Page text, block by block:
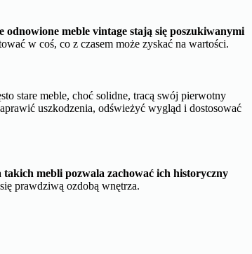
odnowione meble vintage stają się poszukiwanymi
w coś, co z czasem może zyskać na wartości.
stare meble, choć solidne, tracą swój pierwotny
uszkodzenia, odświeżyć wygląd i dostosować
takich mebli pozwala zachować ich historyczny
prawdziwą ozdobą wnętrza.